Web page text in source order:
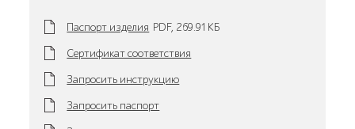
Паспорт изделия PDF, 269.91 KБ
Сертификат соответствия
Запросить инструкцию
Запросить паспорт